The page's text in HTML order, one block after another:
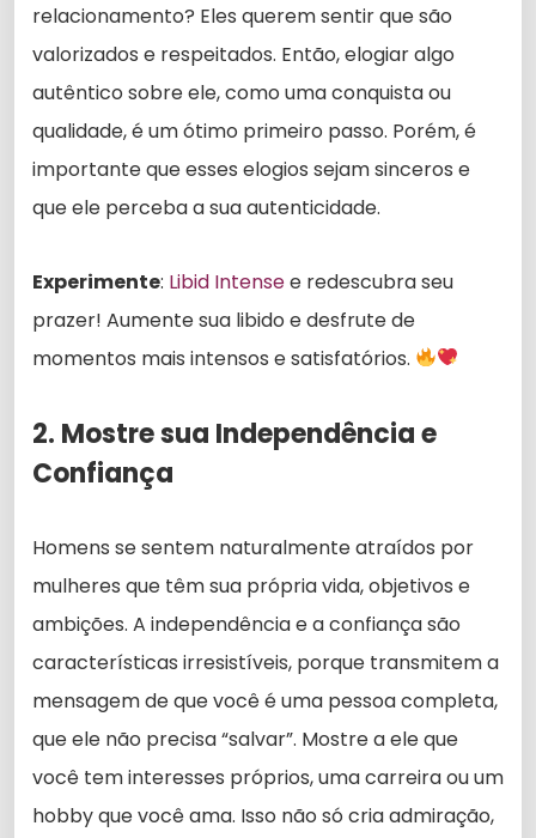
relacionamento? Eles querem sentir que são
valorizados e respeitados. Então, elogiar algo
autêntico sobre ele, como uma conquista ou
qualidade, é um ótimo primeiro passo. Porém, é
importante que esses elogios sejam sinceros e
que ele perceba a sua autenticidade.
Experimente: Libid Intensee redescubra seu
prazer! Aumente sua libido e desfrute de
momentos mais intensos e satisfatórios.
2. Mostre sua Independência e
Confiança
Homens se sentem naturalmente atraídos por
mulheres que têm sua própria vida, objetivos e
ambições. A independência e a confiança são
características irresistíveis, porque transmitem a
mensagem de que você é uma pessoa completa,
que ele não precisa “salvar”. Mostre a ele que
você tem interesses próprios, uma carreira ou um
hobby que você ama. Isso não só cria admiração,